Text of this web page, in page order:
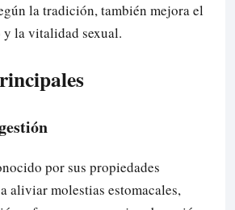
la tradición, también mejora el
la vitalidad sexual.
por sus propiedades
aliviar molestias estomacales,